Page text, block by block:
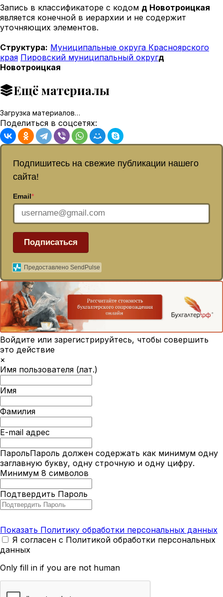
Запись в классификаторе с кодом д Новотроицкая
является конечной в иерархии и не содержит
уточняющих элементов.
Структура: Муниципальные округа Красноярского
края Пировский муниципальный округд
Новотроицкая
Ещё материалы
Загрузка материалов…
Поделиться в соцсетях:
Подпишитесь на свежие публикации нашего
сайта!
Email*
Подписаться
Предоставлено SendPulse
Войдите или зарегистрируйтесь, чтобы совершить
это действие
×
Имя пользователя (лат.)
Имя
Фамилия
E-mail адрес
ПарольПароль должен содержать как минимум одну
заглавную букву, одну строчную и одну цифру.
Минимум 8 символов
Подтвердить Пароль
Показать Политику обработки персональных данных
Я согласен с Политикой обработки персональных
данных
Only fill in if you are not human